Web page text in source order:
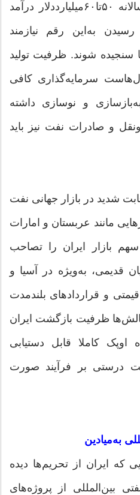
می‌کند این‌به‌معنای ورود سالانه ۵۰تا۶۰‌میلیارددلار درآمد
به‌این رقم نیازمند
سنجیده شوند. ظرفیت تولید
سرمایه‌گذاری کافی
و نوسازی داشته
و صادرات نفت نیز باید
شدید در بازار جهانی نفت
مانند عربستان و امارات
بازار ایران را تصاحب
قدیمی، به‌ویژه در آسیا و
قیمتی و قراردادهای بلندمدت
ظرفیت بازگشت ایران
اوپک کاملا قابل دستیابی
درستی بر فرآیند صورت
به‌میادین
که ایران از تحریم‌ها دیده
بین‌المللی از پروژه‌های